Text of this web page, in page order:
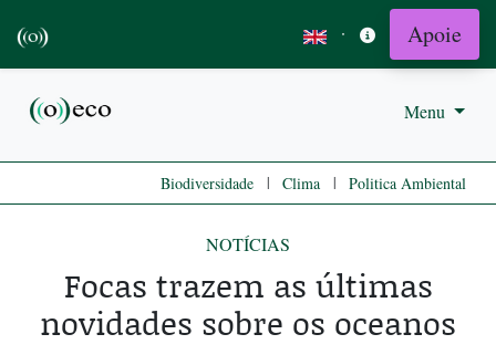
· Apoie
Menu
Biodiversidade | Clima | Politica Ambiental
NOTÍCIAS
Focas trazem as últimas
novidades sobre os oceanos